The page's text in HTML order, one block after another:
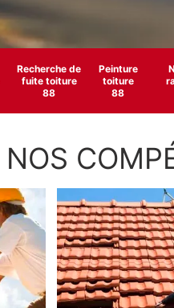
Recherche de
fuite toiture
88
Peinture
toiture
88
NOS